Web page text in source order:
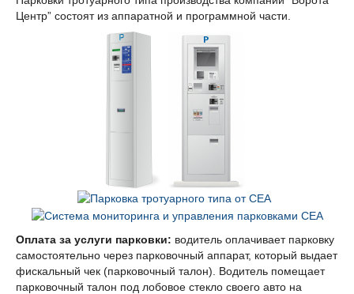
Центр” состоят из аппаратной и программной части.
Оплата за услуги парковки: водитель оплачивает парковку
самостоятельно через парковочный аппарат, который выдает
фискальный чек (парковочный талон). Водитель помещает
парковочный талон под лобовое стекло своего авто на